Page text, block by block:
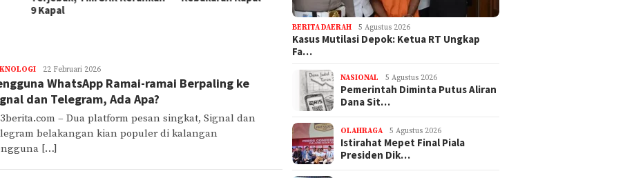
Tulungagung
rizal
22 Februari 2026
WhatsApp Ramai-ramai Berpaling ke
dan Telegram, Ada Apa?
– Dua platform pesan singkat, Signal dan
belakangan kian populer di kalangan
[…]
BERITA DAERAH 5 Agustus 2026
Kasus Mutilasi Depok: Ketua RT Ungkap
Fa…
NASIONAL 5 Agustus 2026
Pemerintah Diminta Putus Aliran
Dana Sit…
OLAHRAGA 5 Agustus 2026
Istirahat Mepet Final Piala
Presiden Dik…